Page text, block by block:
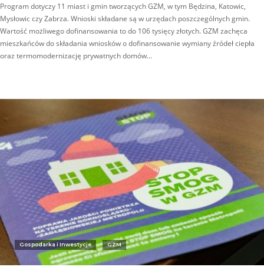
Program dotyczy 11 miast i gmin tworzących GZM, w tym Będzina, Katowic,
Mysłowic czy Zabrza. Wnioski składane są w urzędach poszczególnych gmin.
Wartość możliwego dofinansowania to do 106 tysięcy złotych. GZM zachęca
mieszkańców do składania wniosków o dofinansowanie wymiany źródeł ciepła
oraz termomodernizację prywatnych domów…
Gospodarka i Inwestycje GZM